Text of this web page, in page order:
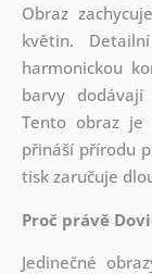
Obraz
květin.
harmonickou
barvy
Tento obraz
přináší přírodu
tisk zaručuje
Proč právě
Jedinečné